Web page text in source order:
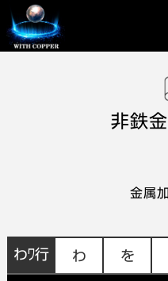
非鉄
金属
わﾜ行 わ を